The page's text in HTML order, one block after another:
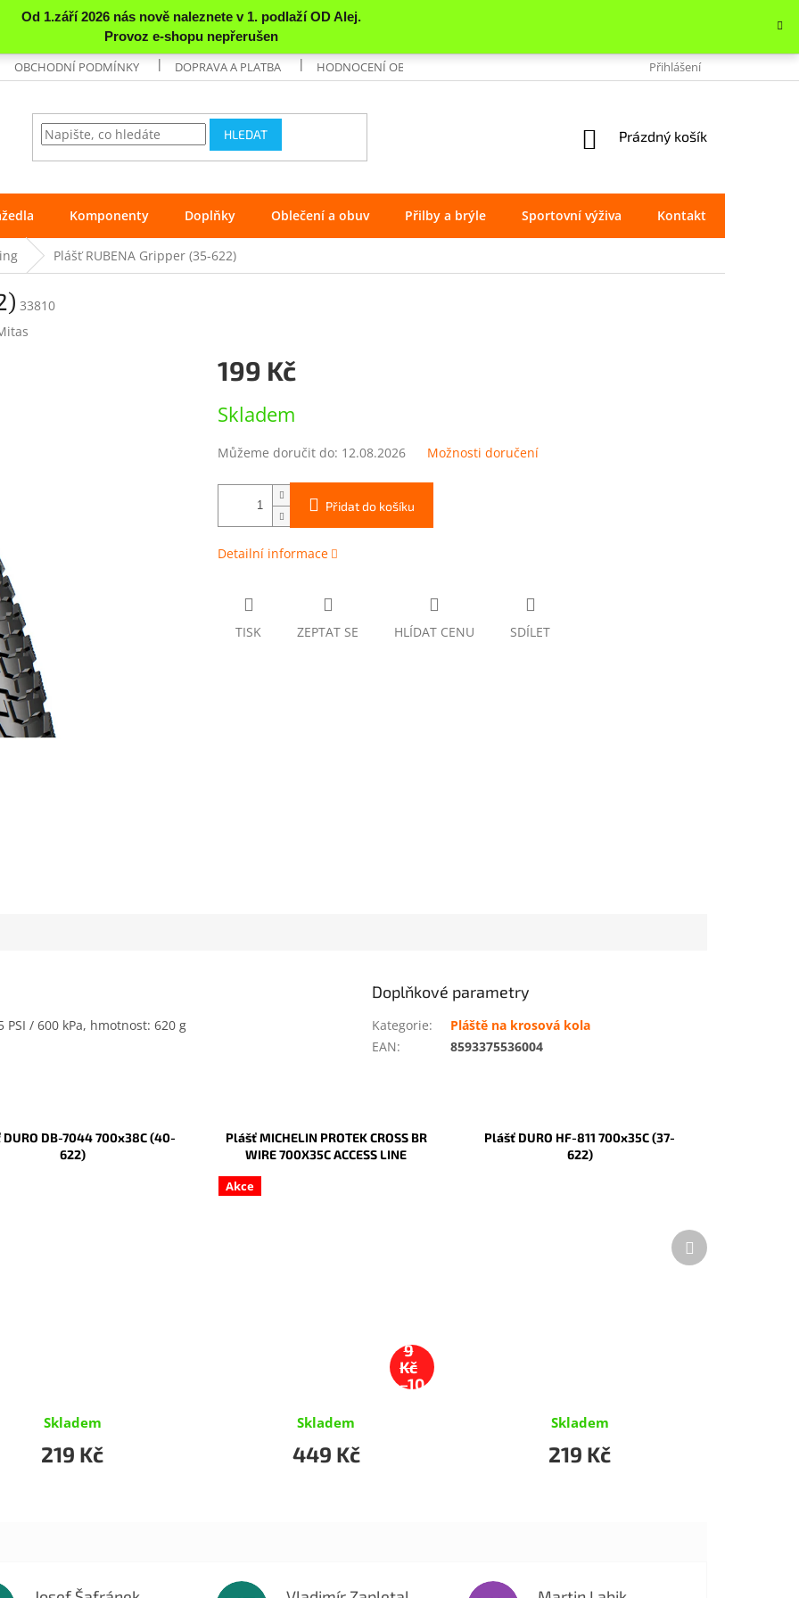
OBCHODNÍ PODMÍNKY DOPRAVA A PLATBA HODNOCENÍ OBCHODU REKLAMACE OCHRANA
Přihlášení
HLEDAT
NÁKUPNÍ
Prázdný košík
Komponenty Doplňky Oblečení a obuv Přilby a brýle Sportovní výživa Kontakt
Plášť RUBENA Gripper (35-622)
33810
199 Kč
cena:
Skladem
Můžeme doručit do: 12.08.2026 Možnosti doručení
Přidat do košíku
Detailní informace
TISK ZEPTAT SE HLÍDAT CENU SDÍLET
/ 600 kPa, hmotnost: 620 g
Doplňkové parametry
Kategorie:
Pláště na krosová kola
EAN: 8593375536004
DB-7044 700x38C (40-
622)
Skladem
219 Kč
Akce
9
Kč
–10
Plášť MICHELIN PROTEK CROSS BR
WIRE 700X35C ACCESS LINE
Skladem
449 Kč
Plášť DURO HF-811 700x35C (37-
622)
Skladem
219 Kč
Další
produkt